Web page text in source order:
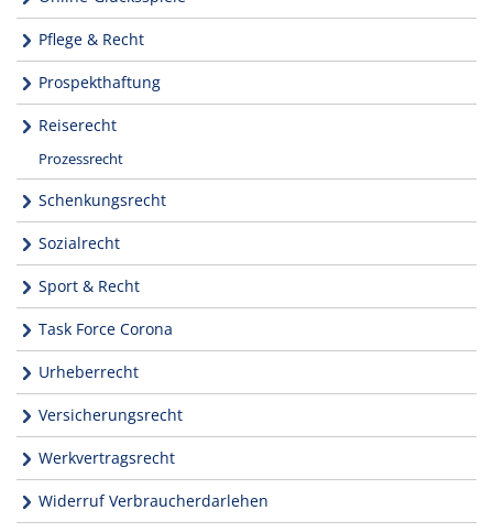
Pflege & Recht
Prospekthaftung
Reiserecht
Prozessrecht
Schenkungsrecht
Sozialrecht
Sport & Recht
Task Force Corona
Urheberrecht
Versicherungsrecht
Werkvertragsrecht
Widerruf Verbraucherdarlehen